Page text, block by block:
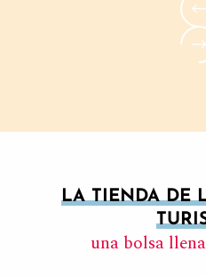
LA TIENDA DE
una bolsa